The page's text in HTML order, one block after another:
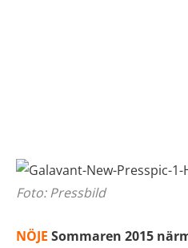
Foto: Pressbild
NÖJE Sommaren 2015